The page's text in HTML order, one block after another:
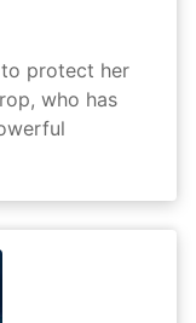
protect her
who has